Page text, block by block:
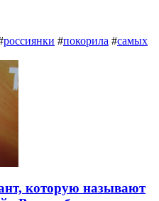
россиянки #покорила #самых
которую называют